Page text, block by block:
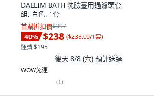
DAELIM BATH 洗臉臺用過濾頭套
組, 白色, 1套
首購折扣價$397
40% $238 ($238.00/1套)
運費 $195
後天 8/8 (六) 預計送達
WOW免運
(1)